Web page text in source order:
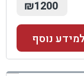
₪1200
נוסף